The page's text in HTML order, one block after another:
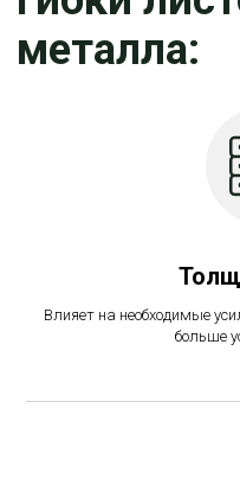
Влияет на необходимые
больше